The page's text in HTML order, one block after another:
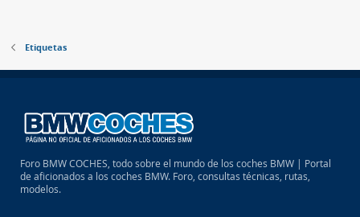
Etiquetas
Foro BMW COCHES, todo sobre el mundo de los coches BMW | Portal
de aficionados a los coches BMW. Foro, consultas técnicas, rutas,
modelos.